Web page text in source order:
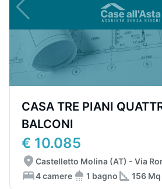
CASA TRE PIANI
BALCONI
€ 10.085
Castelletto Molina (AT) - Via
4 camere
1 bagno 156 Mq